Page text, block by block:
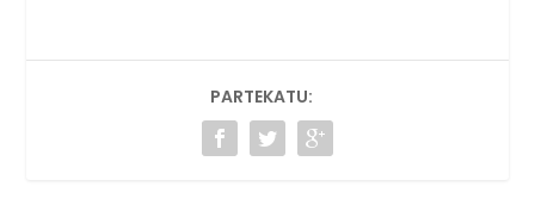
PARTEKATU: